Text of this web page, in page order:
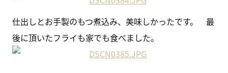
仕出しとお手製のもつ煮込み、美味しかったです。 最
後に頂いたフライも家でも食べました。